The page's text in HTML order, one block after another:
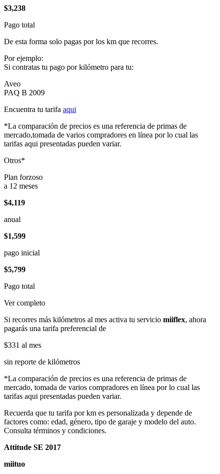
$3,238
Pago total
De esta forma solo pagas por los km que recorres.
Por ejemplo:
Si contratas tu pago por kilómetro para tu:
Aveo
PAQ B 2009
Encuentra tu tarifa aqui
*La comparación de precios es una referencia de primas de
mercado,tomada de varios compradores en línea por lo cual las
tarifas aqui presentadas pueden variar.
Otros*
Plan forzoso
a 12 meses
$4,119
anual
$1,599
pago inicial
$5,799
Pago total
Ver completo
Si recorres más kilómetros al mes activa tu servicio miiflex, ahora
pagarás una tarifa preferencial de
$331 al mes
sin reporte de kilómetros
*La comparación de precios es una referencia de primas de
mercado, tomada de varios compradores en línea por lo cual las
tarifas aqui presentadas pueden variar.
Recuerda que tu tarifa por km es personalizada y depende de
factores como: edad, género, tipo de garaje y modelo del auto.
Consulta términos y condiciones.
Attitude SE 2017
miituo